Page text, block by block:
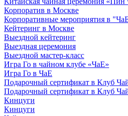
Корпоратив в Москве
Корпоративные мероприятия в
Кейтеринг в Москве
Выездной кейтеринг
Выездная церемония
Выездной мастер-класс
Игра Го в чайном клубе «ЧаЕ»
Игра Го в ЧаЕ
Подарочный сертификат в Клуб
Подарочный сертификат в Клуб
Кинцуги
Кинцуги